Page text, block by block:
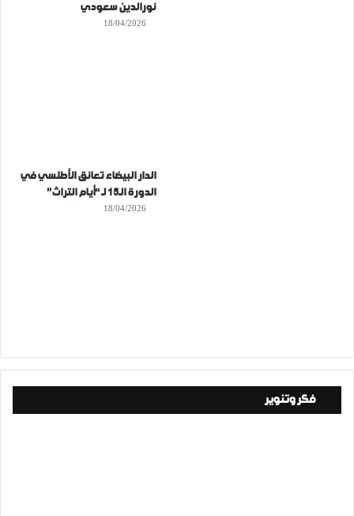
نورالدين سعودي
18/04/2026
الدار البيضاء تعانق الأطلسي في
الدورة الـ15 لـ “أيام التراث”
18/04/2026
فكر وتنوير